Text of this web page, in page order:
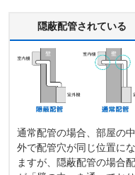
隠蔽配管されている
通常配管の場合、部屋の
外で配管穴が同じ位置に
ますが、隠蔽配管の場合